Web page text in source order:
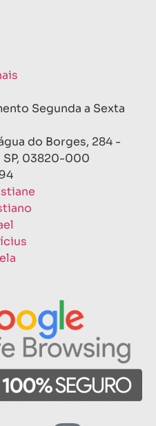
Segunda a Sexta
do Borges, 284 -
SP, 03820-000